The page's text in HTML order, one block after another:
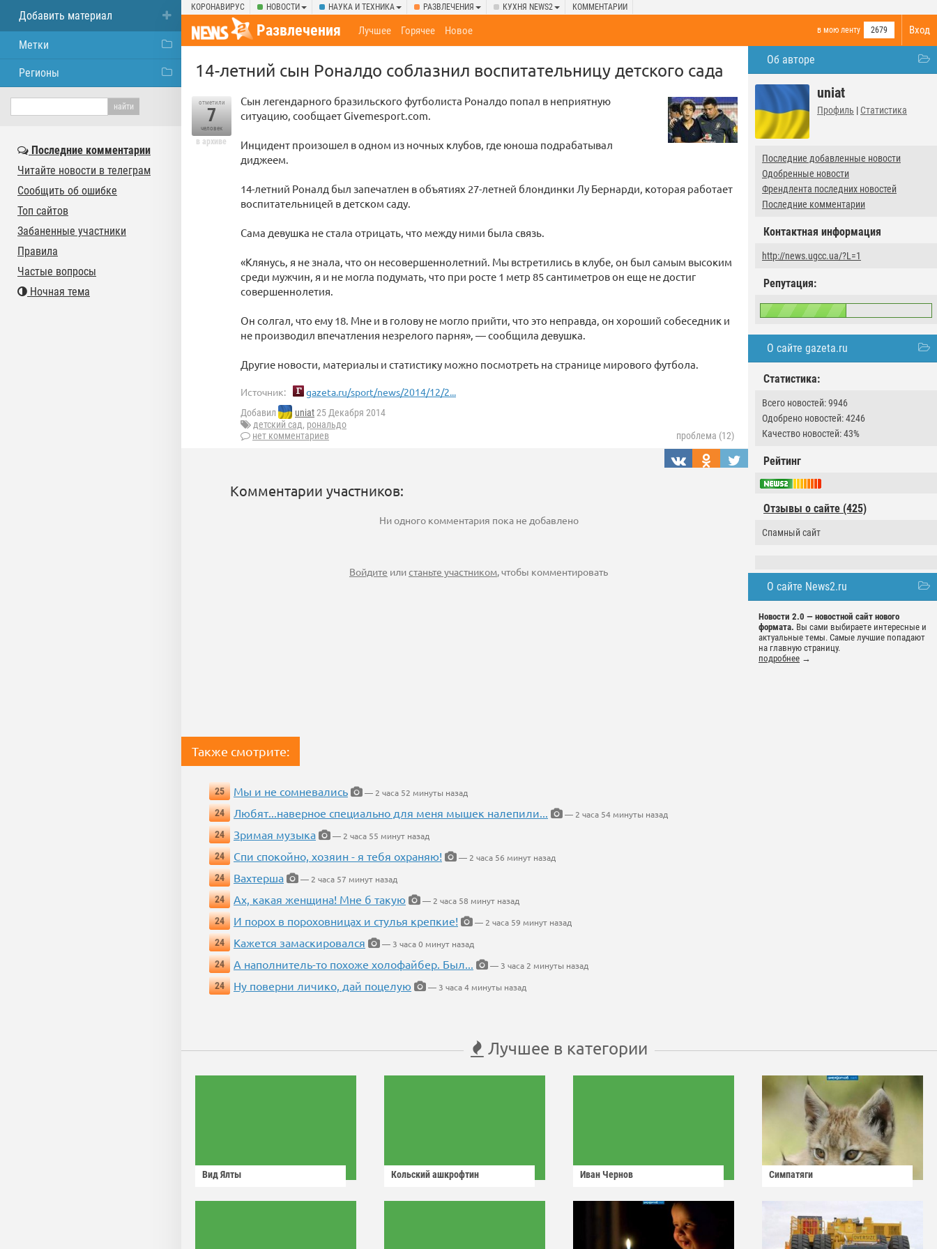
КОРОНАВИРУС НОВОСТИ НАУКА И ТЕХНИКА РАЗВЛЕЧЕНИЯ КУХНЯ NEWS2 КОММЕНТАРИИ
Вход
Развлечения в мою ленту 2679
Лучшее Горячее Новое
Об авторе
uniat
Профиль | Статистика
Последние добавленные новости
Одобренные новости
Френдлента последних новостей
Последние комментарии
Контактная информация
http://news.ugcc.ua/?L=1
Репутация:
О сайте gazeta.ru
Статистика:
Всего новостей: 9946
Одобрено новостей: 4246
Качество новостей: 43%
Рейтинг
Отзывы о сайте (425)
Спамный сайт
О сайте News2.ru
Новости 2.0 — новостной сайт нового
формата. Вы сами выбираете интересные и
актуальные темы. Самые лучшие попадают
на главную страницу.
подробнее →
14-летний сын Роналдо соблазнил воспитательницу детского сада
отметили
7
человек
в архиве
Сын легендарного бразильского футболиста Роналдо попал в неприятную
ситуацию, сообщает Givemesport.com.
Инцидент произошел в одном из ночных клубов, где юноша подрабатывал
диджеем.
14-летний Роналд был запечатлен в объятиях 27-летней блондинки Лу Бернарди, которая работает
воспитательницей в детском саду.
Сама девушка не стала отрицать, что между ними была связь.
«Клянусь, я не знала, что он несовершеннолетний. Мы встретились в клубе, он был самым высоким
среди мужчин, я и не могла подумать, что при росте 1 метр 85 сантиметров он еще не достиг
совершеннолетия.
Он солгал, что ему 18. Мне и в голову не могло прийти, что это неправда, он хороший собеседник и
не производил впечатления незрелого парня», — сообщила девушка.
Другие новости, материалы и статистику можно посмотреть на странице мирового футбола.
Источник: gazeta.ru/sport/news/2014/12/2...
Добавил uniat25 Декабря 2014
детский сад, рональдо
нет комментариев
проблема (12)
Комментарии участников:
Ни одного комментария пока не добавлено
Войдите илистаньте участником, чтобы комментировать
Также смотрите:
25 Мы и не сомневались
— 2 часа 52 минуты назад
24
Любят...наверное специально для меня мышек налепили...
— 2 часа 54 минуты назад
24
Зримая музыка
— 2 часа 55 минут назад
24
Спи спокойно, хозяин - я тебя охраняю!
— 2 часа 56 минут назад
24
Вахтерша
— 2 часа 57 минут назад
24
Ах, какая женщина! Мне б такую
— 2 часа 58 минут назад
24
И порох в пороховницах и стулья крепкие!
— 2 часа 59 минут назад
24
Кажется замаскировался
— 3 часа 0 минут назад
24
А наполнитель-то похоже холофайбер. Был...
— 3 часа 2 минуты назад
24
Ну поверни личико, дай поцелую — 3 часа 4 минуты назад
Лучшее в категории
Вид Ялты Кольский ашкрофтин Иван Чернов Симпатяги
Добавить материал
Метки
Регионы
Последние комментарии
Читайте новости в телеграм
Сообщить об ошибке
Топ сайтов
Забаненные участники
Правила
Частые вопросы
Ночная тема